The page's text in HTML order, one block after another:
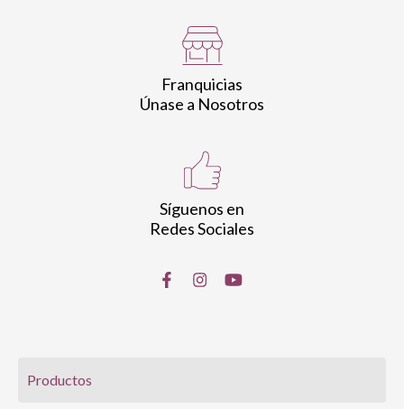
Franquicias
Únase a Nosotros
Síguenos en
Redes Sociales
Productos